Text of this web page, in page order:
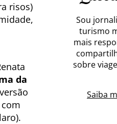
risos)
da
Sou
turismo
mais
sobre
Saiba